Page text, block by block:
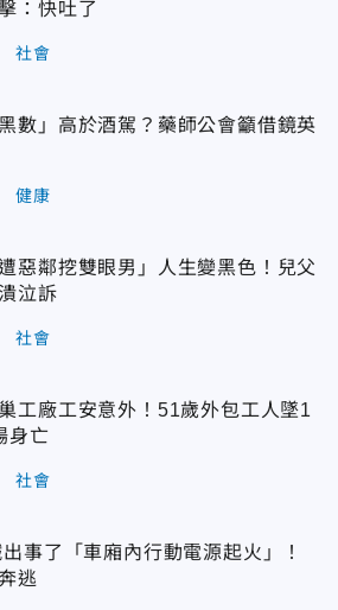
：快吐了
社會
黑數」高於酒駕？藥師公會籲借鏡英
健康
惡鄰挖雙眼男」人生變黑色！兒父
泣訴
社會
工廠工安意外！51歲外包工人墜1
身亡
社會
事了「車廂內行動電源起火」！
逃